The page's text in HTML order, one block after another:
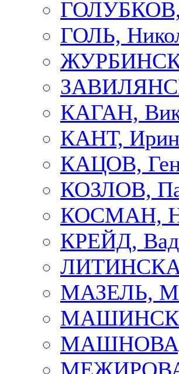
ГОЛЬ,
КАГАН,
КАНТ,
КАЦОВ,
КОЗЛОВ,
КОСМАН,
КРЕЙД,
МАЗЕЛЬ,